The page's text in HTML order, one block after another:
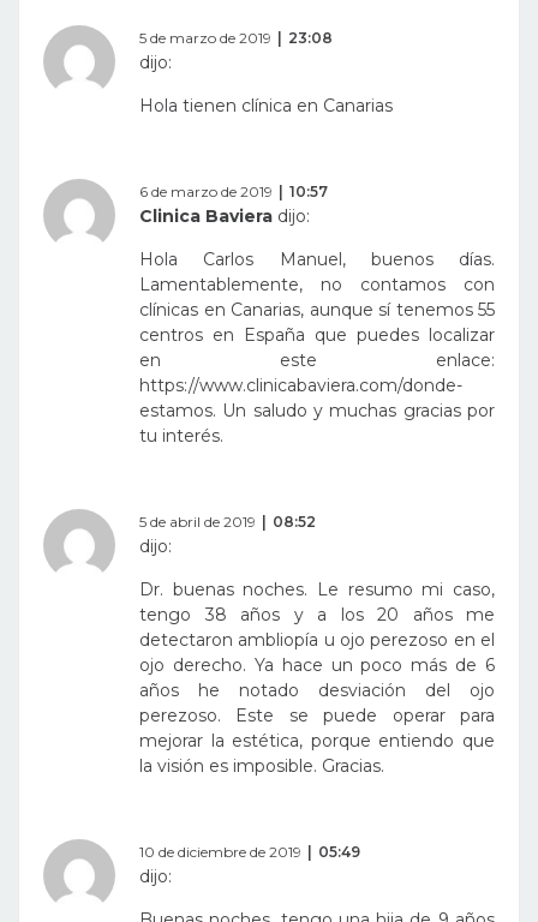
5 de marzo de 2019 23:08
dijo:
Hola tienen clínica en Canarias
6 de marzo de 2019 10:57
Clinica Baviera dijo:
Hola Carlos Manuel, buenos días.
Lamentablemente, no contamos con
clínicas en Canarias, aunque sí tenemos 55
centros en España que puedes localizar
en este enlace:
https://www.clinicabaviera.com/donde-
estamos. Un saludo y muchas gracias por
tu interés.
5 de abril de 2019 08:52
dijo:
Dr. buenas noches. Le resumo mi caso,
tengo 38 años y a los 20 años me
detectaron ambliopía u ojo perezoso en el
ojo derecho. Ya hace un poco más de 6
años he notado desviación del ojo
perezoso. Este se puede operar para
mejorar la estética, porque entiendo que
la visión es imposible. Gracias.
10 de diciembre de 2019 05:49
dijo: